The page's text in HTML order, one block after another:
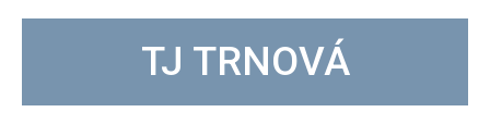
TJ TRNOVÁ